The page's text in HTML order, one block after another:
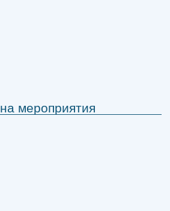
мероприятия